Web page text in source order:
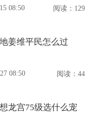
08:50 阅读：129
姜维平民怎么过
08:50 阅读：44
龙宫75级选什么宠